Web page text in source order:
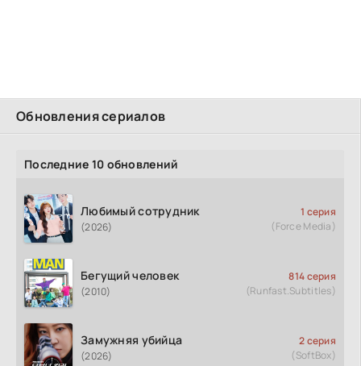
Обновления сериалов
Последние 10 обновлений
Любимый сотрудник
(2026)
1 серия
(Force Media)
Бегущий человек
(2010)
814 серия
(Runfast.Subtitles)
Замужняя убийца
(2026)
2 серия
(SoftBox)